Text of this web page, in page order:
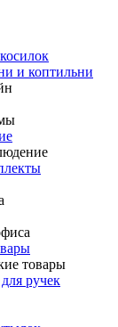
и коптильни
товары
ручек